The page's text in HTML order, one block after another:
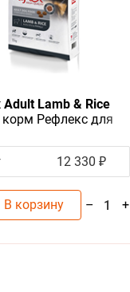
Adult Lamb & Rice
корм Рефлекс для
12 330 ₽
В корзину – 1 +